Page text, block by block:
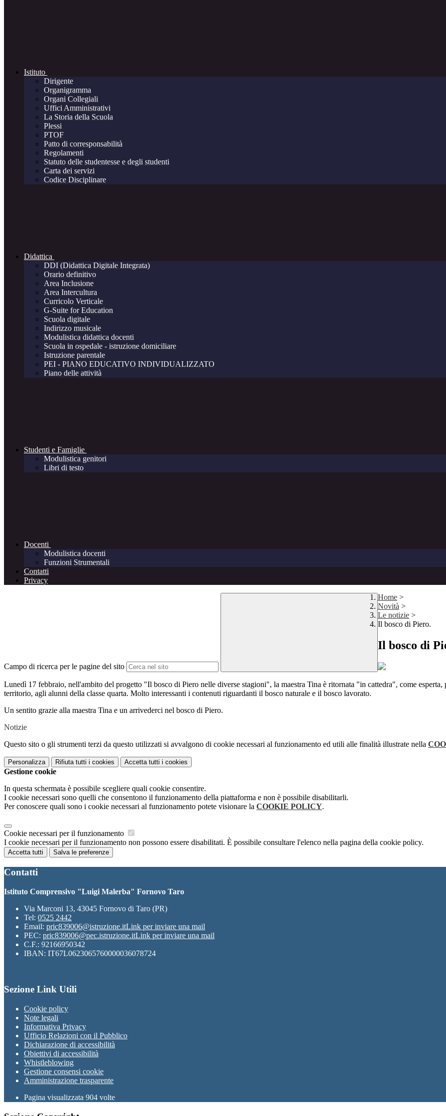
Istituto
Dirigente
Organigramma
Organi Collegiali
Uffici Amministrativi
La Storia della Scuola
Plessi
PTOF
Patto di corresponsabilità
Regolamenti
Statuto delle studentesse e degli studenti
Carta dei servizi
Codice Disciplinare
Didattica
DDI (Didattica Digitale Integrata)
Orario definitivo
Area Inclusione
Area Intercultura
Curricolo Verticale
G-Suite for Education
Scuola digitale
Indirizzo musicale
Modulistica didattica docenti
Scuola in ospedale - istruzione domiciliare
Istruzione parentale
PEI - PIANO EDUCATIVO INDIVIDUALIZZATO
Piano delle attività
Studenti e Famiglie
Modulistica genitori
Libri di testo
Docenti
Modulistica docenti
Funzioni Strumentali
Contatti
Privacy
Campo di ricerca per le pagine del sito
Home >
Novità >
Le notizie >
Il bosco di Piero.
Il bosco di
Lunedì 17 febbraio, nell'ambito del progetto "Il bosco di Piero nelle diverse stagioni", la maestra Tina è ritornata "in cattedra", come
territorio, agli alunni della classe quarta. Molto interessanti i contenuti riguardanti il bosco naturale e il bosco lavorato.
Un sentito grazie alla maestra Tina e un arrivederci nel bosco di Piero.
Notizie
Questo sito o gli strumenti terzi da questo utilizzati si avvalgono di cookie necessari al funzionamento ed utili alle finalità illustrate nella
Personalizza Rifiuta tutti i cookies Accetta tutti i cookies
Gestione cookie
In questa schermata è possibile scegliere quali cookie consentire.
I cookie necessari sono quelli che consentono il funzionamento della piattaforma e non è possibile disabilitarli.
Per conoscere quali sono i cookie necessari al funzionamento potete visionare la COOKIE POLICY.
Cookie necessari per il funzionamento
I cookie necessari per il funzionamento non possono essere disabilitati. È possibile consultare l'elenco nella pagina della cookie policy.
Accetta tutti Salva le preferenze
Contatti
Istituto Comprensivo "Luigi Malerba" Fornovo Taro
Via Marconi 13, 43045 Fornovo di Taro (PR)
Tel: 0525 2442
Email: pric839006@istruzione.itLink per inviare una mail
PEC: pric839006@pec.istruzione.itLink per inviare una mail
C.F.: 92166950342
IBAN: IT67L0623065760000036078724
Sezione Link Utili
Cookie policy
Note legali
Informativa Privacy
Ufficio Relazioni con il Pubblico
Dichiarazione di accessibilità
Obiettivi di accessibilità
Whistleblowing
Gestione consensi cookie
Amministrazione trasparente
Pagina visualizzata 904 volte